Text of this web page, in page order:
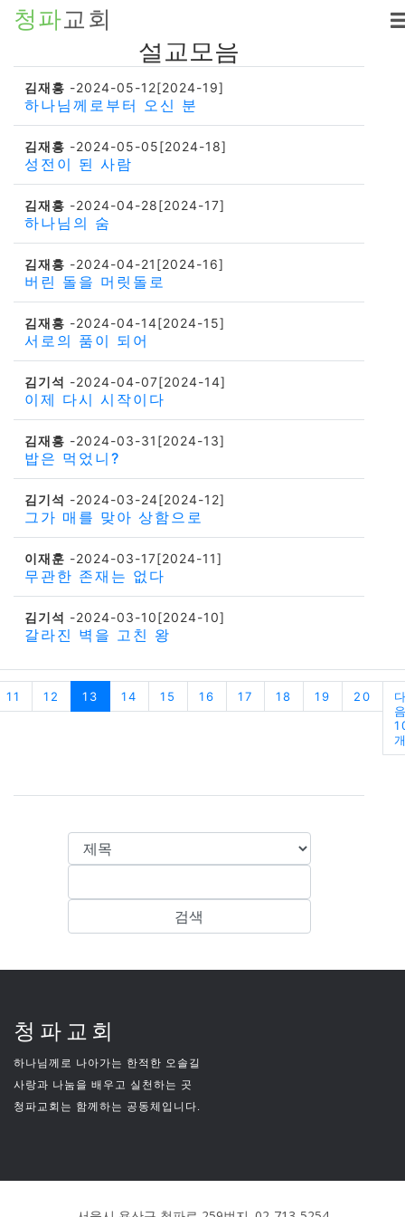
청파교회
설교모음
김재흥 -2024-05-12[2024-19]
하나님께로부터 오신 분
김재흥 -2024-05-05[2024-18]
성전이 된 사람
김재흥 -2024-04-28[2024-17]
하나님의 숨
김재흥 -2024-04-21[2024-16]
버린 돌을 머릿돌로
김재흥 -2024-04-14[2024-15]
서로의 품이 되어
김기석 -2024-04-07[2024-14]
이제 다시 시작이다
김재흥 -2024-03-31[2024-13]
밥은 먹었니?
김기석 -2024-03-24[2024-12]
그가 매를 맞아 상함으로
이재훈 -2024-03-17[2024-11]
무관한 존재는 없다
김기석 -2024-03-10[2024-10]
갈라진 벽을 고친 왕
11 12 13 14 15 16 17 18 19 20
청파교회
하나님께로 나아가는 한적한 오솔길
사랑과 나눔을 배우고 실천하는 곳
청파교회는 함께하는 공동체입니다.